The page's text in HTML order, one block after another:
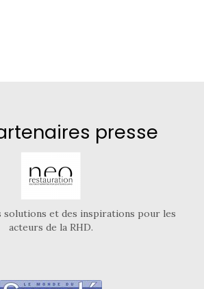
presse
solutions et des inspirations pour les
acteurs de la RHD.